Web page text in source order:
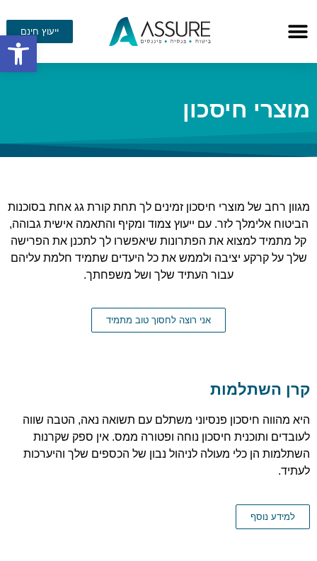
פתח
ייעוץ חינם
מוצרי חיסכון
מגוון רחב של מוצרי חיסכון זמינים לך תחת קורת גג אחת בסוכנות
הביטוח אלימלך לזר. עם ייעוץ צמוד ומקיף והתאמה אישית גבוהה,
קל מתמיד למצוא את הפתרונות שיאפשרו לך לתכנן את הפרישה
שלך על קרקע יציבה ולממש את כל היעדים שתמיד חלמת עליהם
עבור העתיד שלך ושל משפחתך.
אני רוצה לחסוך טוב מתמיד
קרן השתלמות
היא מהווה חיסכון פנסיוני משתלם עם תשואה נאה, הטבה שווה
לעובדים ותוכנית חיסכון נוחה ופטורה ממס. אין ספק שקרנות
השתלמות הן כלי מעולה לניהול נבון של הכספים שלך והיערכות
לעתיד.
למידע נוסף